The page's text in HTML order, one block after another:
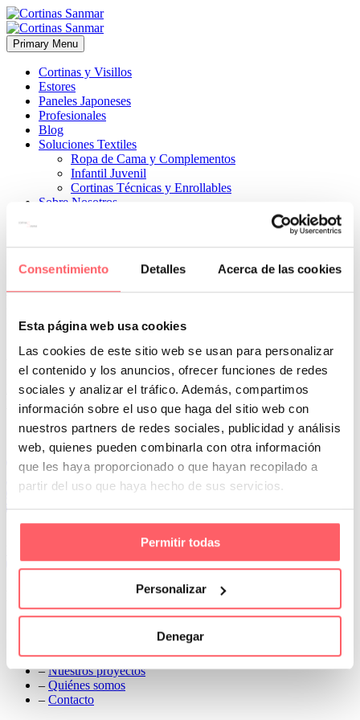
Consentimiento Detalles Acerca de las cookies
Esta página web usa cookies
Las cookies de este sitio web se usan para personalizar
el contenido y los anuncios, ofrecer funciones de redes
sociales y analizar el tráfico. Además, compartimos
información sobre el uso que haga del sitio web con
nuestros partners de redes sociales, publicidad y análisis
web, quienes pueden combinarla con otra información
que les haya proporcionado o que hayan recopilado a
partir del uso que haya hecho de sus servicios.
Permitir todas
Personalizar
Denegar
Primary Menu
Cortinas y Visillos
Estores
Paneles Japoneses
Profesionales
Blog
Soluciones Textiles
Ropa de Cama y Complementos
Infantil Juvenil
Cortinas Técnicas y Enrollables
Sobre Nosotros
¿Cómo Trabajamos?
 
MODERNO
ESTILO TÉCNICO
Si tienes un apartamento turístico o un restaurante cuentas con la
Prev
Next
Conoce Cortinas Sanmar
c/ Madrid nº 87 Local 1 y 5 28970 Madrid
91 498 08 97
699 241 888
info@cortinassanmar.es
Qué y cómo lo hacemos
–Preguntas frecuentes
–Nuestros proyectos
– Quiénes somos
– Contacto